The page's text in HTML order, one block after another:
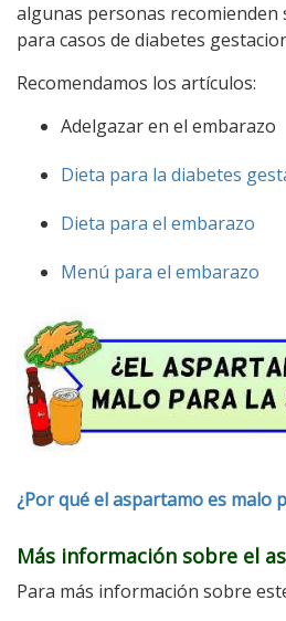
algunas personas
para casos de diabetes
Recomendamos los artículos:
Adelgazar en el embarazo
Dieta para la diabetes
Dieta para el embarazo
Menú para el embarazo
¿Por qué el aspartamo es malo
Más información sobre el
Para más información sobre